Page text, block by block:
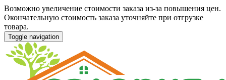
Возможно увеличение стоимости заказа из-за повышения цен.
Окончательную стоимость заказа уточняйте при отгрузке
товара.
Toggle navigation